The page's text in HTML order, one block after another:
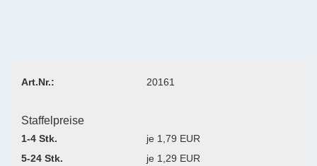
Art.Nr.: 20161
Staffelpreise
1-4 Stk.
je 1,79 EUR
5-24 Stk.
je 1,29 EUR